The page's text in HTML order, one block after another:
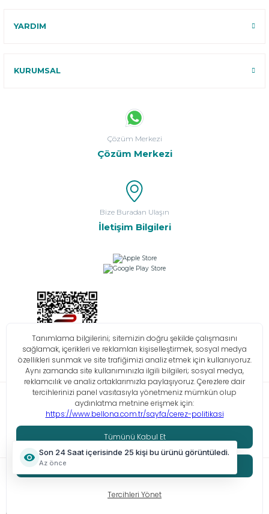
YARDIM
KURUMSAL
Çözüm Merkezi
Çözüm Merkezi
Bize Buradan Ulaşın
İletişim Bilgileri
Bilgi Toplumu Hizmetleri KVKK Çerez Politikası İşlem Rehberi